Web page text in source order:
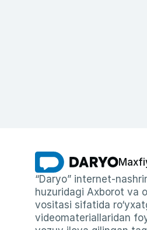
“Daryo” internet-
huzuridagi Axborot va
vositasi sifatida
videomateriallaridan